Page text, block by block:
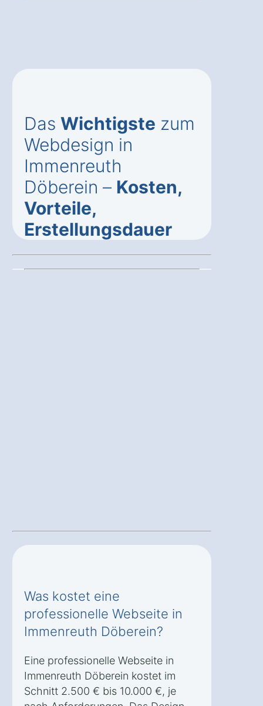
Das Wichtigste zum
Webdesign in
Immenreuth
Döberein – Kosten,
Vorteile,
Erstellungsdauer
Was kostet eine
professionelle Webseite in
Immenreuth Döberein?
Eine professionelle Webseite in
Immenreuth Döberein kostet im
Schnitt 2.500 € bis 10.000 €, je